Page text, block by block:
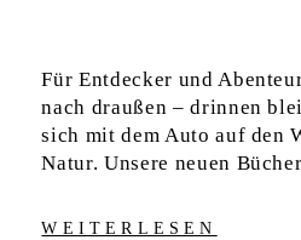
Für Entdecker und
nach draußen – drinnen
sich mit dem Auto auf den
Natur. Unsere neuen
WEITERLESEN